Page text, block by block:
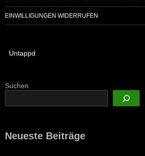
EINWILLIGUNGEN WIDERRUFEN
Untappd
Suchen
Neueste Beiträge